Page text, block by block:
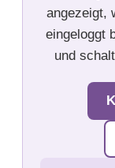
angezeigt,
eingeloggt
und